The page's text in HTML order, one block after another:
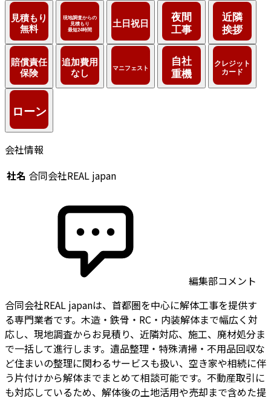
会社情報
社名 合同会社REAL japan
編集部コメント
合同会社REAL japanは、首都圏を中心に解体工事を提供す
る専門業者です。木造・鉄骨・RC・内装解体まで幅広く対
応し、現地調査からお見積り、近隣対応、施工、廃材処分ま
で一括して進行します。遺品整理・特殊清掃・不用品回収な
ど住まいの整理に関わるサービスも扱い、空き家や相続に伴
う片付けから解体までまとめて相談可能です。不動産取引に
も対応しているため、解体後の土地活用や売却まで含めた提